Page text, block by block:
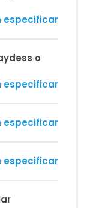
especificar
o
especificar
especificar
especificar